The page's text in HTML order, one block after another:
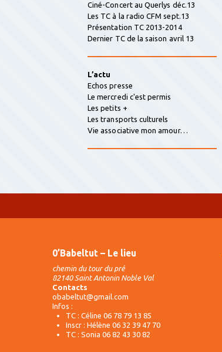
Ciné-Concert au Querlys déc.13
Les TC à la radio CFM sept.13
Présentation TC 2013-2014
Dernier TC de la saison avril 13
L’actu
Echos presse
Le mercredi c'est permis
Les petits +
Les transports culturels
Vie associative mon amour…
0’Babeltut – Le lieu
chemin du tour du pré
82140 Saint Antonin Noble Val
Contacts
obabeltut@gmail.com
Infos :
TC : Céline 06 78 79 13 85
Inscr : Hélène 06 32 39 47 70
TC : Sonia 06 82 43 30 82